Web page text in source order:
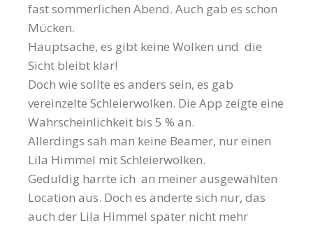
fast sommerlichen Abend. Auch gab es schon
Mücken.
Hauptsache, es gibt keine Wolken und die
Sicht bleibt klar!
Doch wie sollte es anders sein, es gab
vereinzelte Schleierwolken. Die App zeigte eine
Wahrscheinlichkeit bis 5 % an.
Allerdings sah man keine Beamer, nur einen
Lila Himmel mit Schleierwolken.
Geduldig harrte ich an meiner ausgewählten
Location aus. Doch es änderte sich nur, das
auch der Lila Himmel später nicht mehr